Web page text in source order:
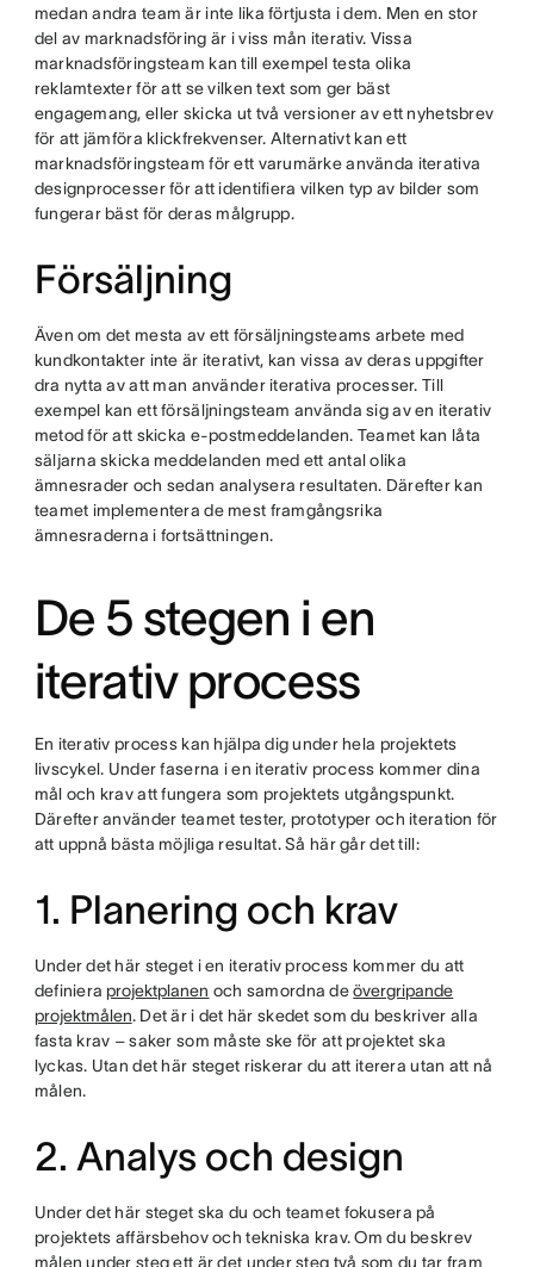
medan andra team är inte lika förtjusta i dem. Men en stor
del av marknadsföring är i viss mån iterativ. Vissa
marknadsföringsteam kan till exempel testa olika
reklamtexter för att se vilken text som ger bäst
engagemang, eller skicka ut två versioner av ett nyhetsbrev
för att jämföra klickfrekvenser. Alternativt kan ett
marknadsföringsteam för ett varumärke använda iterativa
designprocesser för att identifiera vilken typ av bilder som
fungerar bäst för deras målgrupp.
Försäljning
Även om det mesta av ett försäljningsteams arbete med
kundkontakter inte är iterativt, kan vissa av deras uppgifter
dra nytta av att man använder iterativa processer. Till
exempel kan ett försäljningsteam använda sig av en iterativ
metod för att skicka e-postmeddelanden. Teamet kan låta
säljarna skicka meddelanden med ett antal olika
ämnesrader och sedan analysera resultaten. Därefter kan
teamet implementera de mest framgångsrika
ämnesraderna i fortsättningen.
De 5 stegen i en
iterativ process
En iterativ process kan hjälpa dig under hela projektets
livscykel. Under faserna i en iterativ process kommer dina
mål och krav att fungera som projektets utgångspunkt.
Därefter använder teamet tester, prototyper och iteration för
att uppnå bästa möjliga resultat. Så här går det till:
1. Planering och krav
Under det här steget i en iterativ process kommer du att
definiera projektplanen och samordna deövergripande
projektmålen. Det är i det här skedet som du beskriver alla
fasta krav – saker som måste ske för att projektet ska
lyckas. Utan det här steget riskerar du att iterera utan att nå
målen.
2. Analys och design
Under det här steget ska du och teamet fokusera på
projektets affärsbehov och tekniska krav. Om du beskrev
målen under steg ett är det under steg två som du tar fram